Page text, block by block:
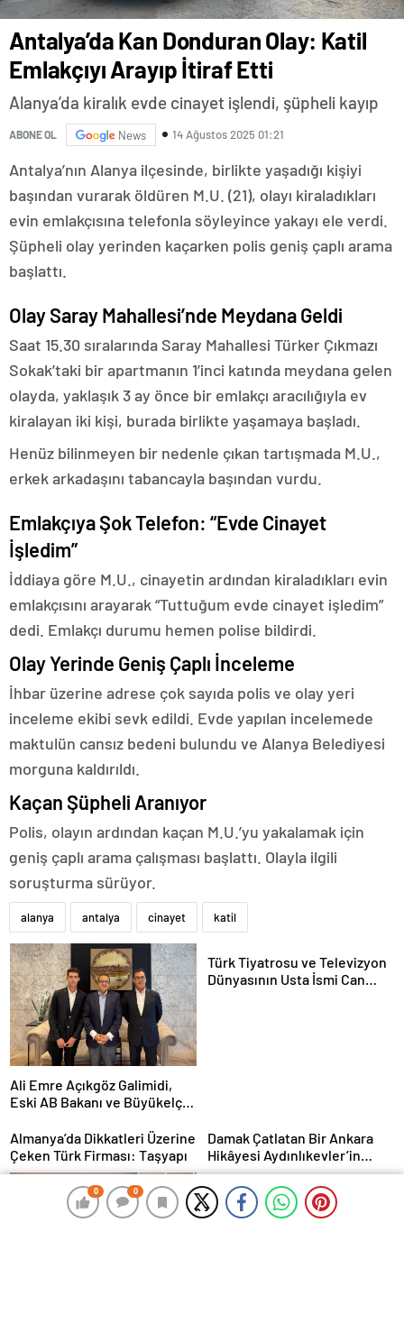
0 0
Antalya’da Kan Donduran Olay: Katil
Emlakçıyı Arayıp İtiraf Etti
Alanya’da kiralık evde cinayet işlendi, şüpheli kayıp
ABONE OL News 14 Ağustos 2025 01:21
0 0
Antalya’nın Alanya ilçesinde, birlikte yaşadığı kişiyi
başından vurarak öldüren M.U. (21), olayı kiraladıkları
evin emlakçısına telefonla söyleyince yakayı ele verdi.
Şüpheli olay yerinden kaçarken polis geniş çaplı arama
başlattı.
Olay Saray Mahallesi’nde Meydana Geldi
Saat 15.30 sıralarında Saray Mahallesi Türker Çıkmazı
Sokak’taki bir apartmanın 1’inci katında meydana gelen
olayda, yaklaşık 3 ay önce bir emlakçı aracılığıyla ev
kiralayan iki kişi, burada birlikte yaşamaya başladı.
Henüz bilinmeyen bir nedenle çıkan tartışmada M.U.,
erkek arkadaşını tabancayla başından vurdu.
Emlakçıya Şok Telefon: “Evde Cinayet
İşledim”
İddiaya göre M.U., cinayetin ardından kiraladıkları evin
emlakçısını arayarak “Tuttuğum evde cinayet işledim”
dedi. Emlakçı durumu hemen polise bildirdi.
Olay Yerinde Geniş Çaplı İnceleme
İhbar üzerine adrese çok sayıda polis ve olay yeri
inceleme ekibi sevk edildi. Evde yapılan incelemede
maktulün cansız bedeni bulundu ve Alanya Belediyesi
morguna kaldırıldı.
Kaçan Şüpheli Aranıyor
Polis, olayın ardından kaçan M.U.’yu yakalamak için
geniş çaplı arama çalışması başlattı. Olayla ilgili
soruşturma sürüyor.
alanya antalya cinayet katil
Ali Emre Açıkgöz Galimidi,
Eski AB Bakanı ve Büyükelçi
Geldi
Türk Tiyatrosu ve Televizyon
Dünyasının Usta İsmi Can
Almanya’da Dikkatleri Üzerine
Çeken Türk Firması: Taşyapı
Damak Çatlatan Bir Ankara
Hikâyesi Aydınlıkevler’in
Lezzet Durağı Urfa Damak
MasterChef Şampiyonu Eren
Kaşıkçı Evinde Ölü Bulundu!